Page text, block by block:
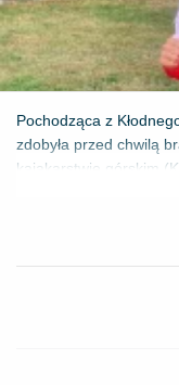
Pochodząca z
zdobyła przed chwilą
kajakarstwie górskim